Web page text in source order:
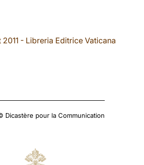
- Libreria Editrice Vaticana
Dicastère pour la Communication